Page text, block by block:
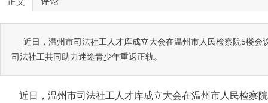
近日，温州市司法社工人才库成立大会在温州市人民检察院5楼会
司法社工共同助力迷途青少年重返正轨。
近日，温州市司法社工人才库成立大会在温州市人民检察